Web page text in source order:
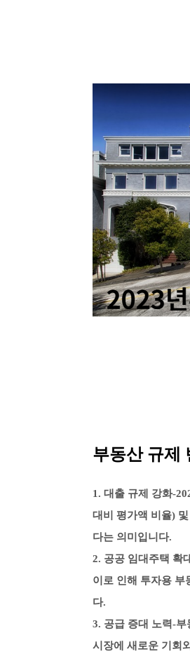
부동산 규제
1. 대출 규제 강화-
대비 평가액 비율)
다는 의미입니다.
2. 공공 임대주택 확
이로 인해 투자용 부
다.
3. 공급 증대 노력-
시장에 새로운 기회